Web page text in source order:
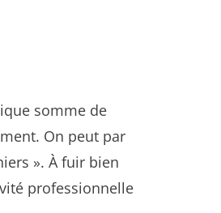
somme de
On peut par
». À fuir bien
professionnelle